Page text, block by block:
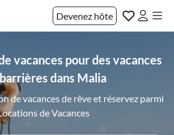
Devenez hôte
vacances pour des vacances
dans Malia
de vacances de rêve et réservez parmi
de Vacances